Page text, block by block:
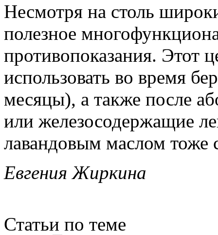
Несмотря на столь
полезное
противопоказания. Этот
использовать во время
месяцы), а также после
или железосодержащие
лавандовым маслом тоже
Евгения Жиркина
Статьи по теме